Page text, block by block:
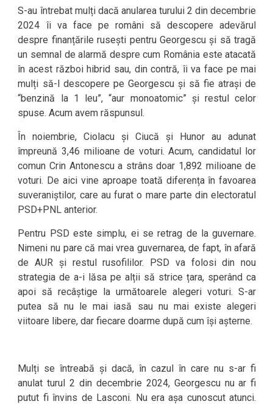
S-au întrebat mulți dacă anularea turului 2 din decembrie
2024 îi va face pe români să descopere adevărul
despre finanțările rusești pentru Georgescu și să tragă
un semnal de alarmă despre cum România este atacată
în acest război hibrid sau, din contră, îi va face pe mai
mulți să-l descopere pe Georgescu și să fie atrași de
“benzină la 1 leu”, “aur monoatomic” și restul celor
spuse. Acum avem răspunsul.
În noiembrie, Ciolacu și Ciucă și Hunor au adunat
împreună 3,46 milioane de voturi. Acum, candidatul lor
comun Crin Antonescu a strâns doar 1,892 milioane de
voturi. De aici vine aproape toată diferența în favoarea
suveraniștilor, care au furat o mare parte din electoratul
PSD+PNL anterior.
Pentru PSD este simplu, ei se retrag de la guvernare.
Nimeni nu pare că mai vrea guvernarea, de fapt, în afară
de AUR și restul rusofililor. PSD va folosi din nou
strategia de a-i lăsa pe alții să strice țara, sperând ca
apoi să recâștige la următoarele alegeri voturi. S-ar
putea să nu le mai iasă sau nu mai existe alegeri
viitoare libere, dar fiecare doarme după cum își așterne.
Mulți se întreabă și dacă, în cazul în care nu s-ar fi
anulat turul 2 din decembrie 2024, Georgescu nu ar fi
putut fi învins de Lasconi. Nu era așa cunoscut atunci.